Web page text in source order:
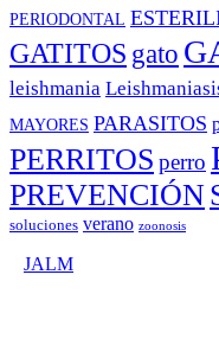
PERIODONTAL
GATITOS gato
leishmania
MAYORES PARASITOS
PERRITOS perro
PREVENCIÓN
soluciones verano zoonosis
JALM